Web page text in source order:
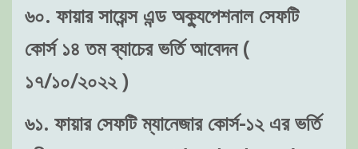
৬০. ফায়ার সায়েন্স এন্ড অক্যুপেশনাল সেফটি
কোর্স ১৪ তম ব্যাচের ভর্তি আবেদন (
১৭/১০/২০২২ )
৬১. ফায়ার সেফটি ম্যানেজার কোর্স-১২ এর ভর্তি